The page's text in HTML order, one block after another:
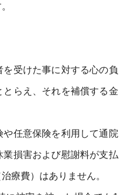
受けた事に対する心の負
らえ、それを補償する金
任意保険を利用して通院
損害および慰謝料が支払
療費）はありません。